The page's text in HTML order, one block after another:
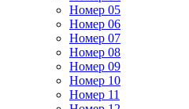
Номер 05
Номер 06
Номер 07
Номер 08
Номер 09
Номер 10
Номер 11